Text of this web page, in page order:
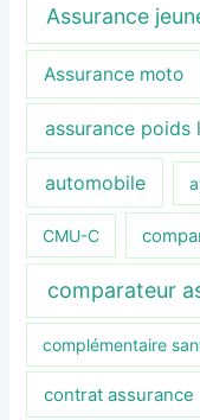
Assurance
Assurance moto
assurance poids
automobile
CMU-C
comparateur
complémentaire
contrat assurance